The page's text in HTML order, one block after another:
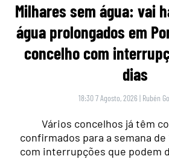
Milhares sem água: vai
água prolongados em
concelho com
dias
18:30 7 Agosto, 2026 | Rubén
Vários concelhos já têm
confirmados para a semana de
com interrupções que podem